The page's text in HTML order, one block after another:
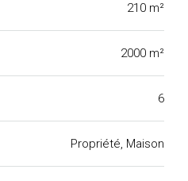
210 m²
2000 m²
6
Propriété, Maison